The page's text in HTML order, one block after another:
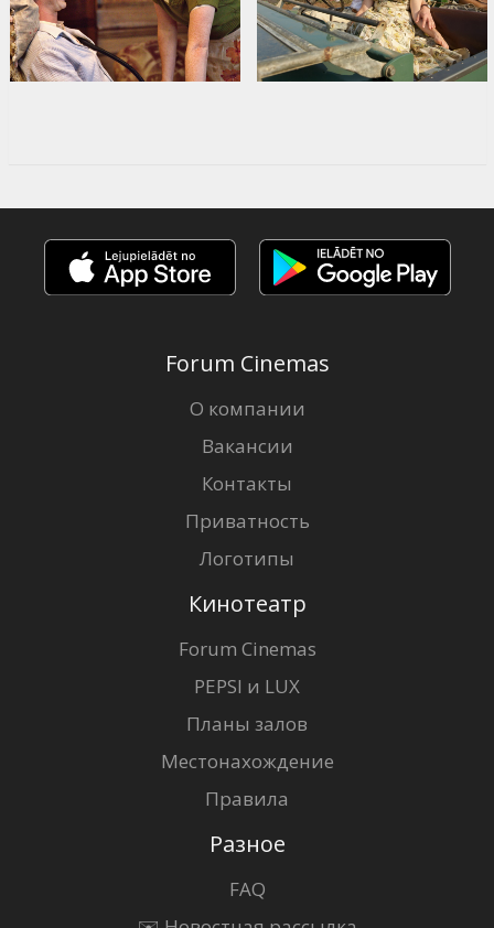
Forum Cinemas
О компании
Вакансии
Контакты
Приватность
Логотипы
Кинотеатр
Forum Cinemas
PEPSI и LUX
Планы залов
Местонахождение
Правила
Разное
FAQ